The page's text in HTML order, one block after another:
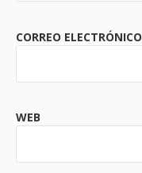
CORREO ELECTRÓNICO
WEB